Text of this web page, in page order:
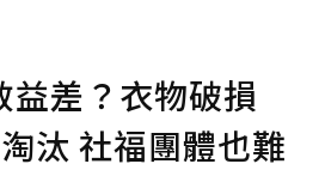
益差？衣物破損
汰 社福團體也難